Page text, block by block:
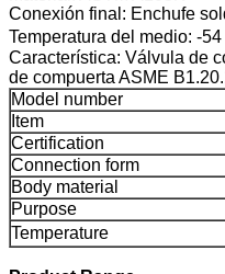
Conexión final: Enchufe
Temperatura del medio: -
Característica: Válvula de
de compuerta ASME
Model number
Item
Certification
Connection form
Body material
Purpose
Temperature